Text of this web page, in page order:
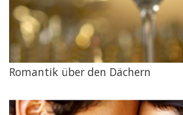
Romantik über den Dächern